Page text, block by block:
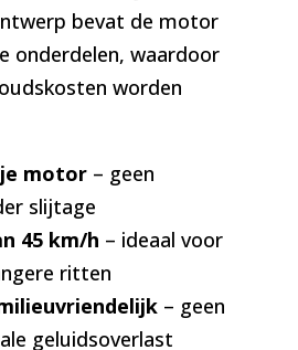
bevat de motor
onderdelen, waardoor
worden
motor – geen
slijtage
45 km/h – ideaal voor
ritten
– geen
geluidsoverlast